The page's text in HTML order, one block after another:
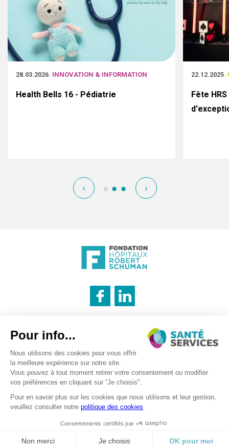
28.03.2026. INNOVATION & INFORMATION
Health Bells 16 - Pédiatrie
22.12.2025.
Fête
‹ ›
INNOVATION & INFORMATION LOGISTIQUE CATERING
Politique de confidentialité
Recrutement – traitement des données personnels
©2026 . SanteServices . Tous droits réservés